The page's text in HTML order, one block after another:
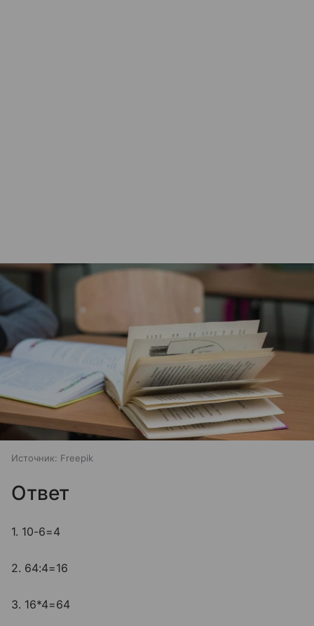
Источник: Freepik
Ответ
1. 10-6=4
2. 64:4=16
3. 16*4=64